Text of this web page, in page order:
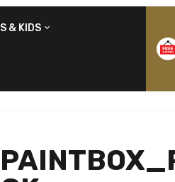
& KIDS